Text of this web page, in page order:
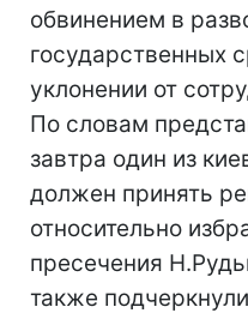
обвинением в
государственных
уклонении от
По словам
завтра один из
должен принять
относительно
пресечения
также